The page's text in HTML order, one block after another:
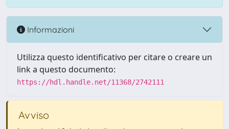
Informazioni
Utilizza questo identificativo per citare o creare un
link a questo documento:
https://hdl.handle.net/11368/2742111
Avviso